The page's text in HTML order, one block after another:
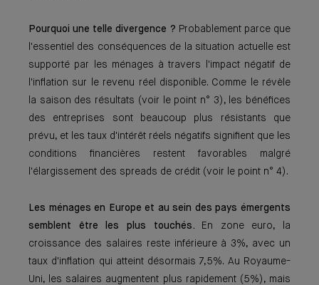
Pourquoi une telle divergence ? Probablement parce que
l'essentiel des conséquences de la situation actuelle est
supporté par les ménages à travers l'impact négatif de
l'inflation sur le revenu réel disponible. Comme le révèle
la saison des résultats (voir le point n° 3), les bénéfices
des entreprises sont beaucoup plus résistants que
prévu, et les taux d'intérêt réels négatifs signifient que les
conditions financières restent favorables malgré
l'élargissement des spreads de crédit (voir le point n° 4).
Les ménages en Europe et au sein des pays émergents
semblent être les plus touchés.
En zone euro, la
croissance des salaires reste inférieure à 3%, avec un
taux d'inflation qui atteint désormais 7,5%. Au Royaume-
Uni, les salaires augmentent plus rapidement (5%), mais